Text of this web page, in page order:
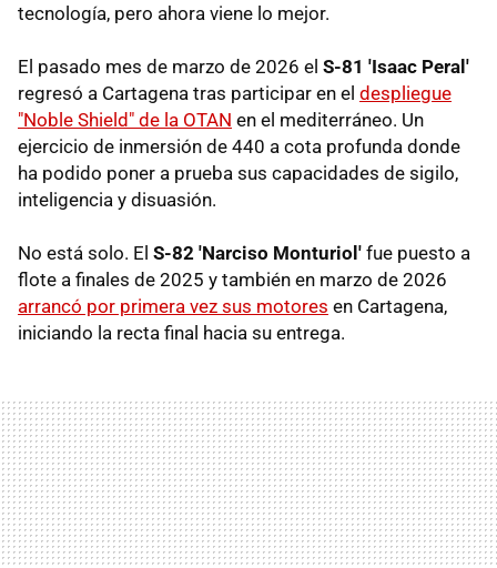
tecnología, pero ahora viene lo mejor.
El pasado mes de marzo de 2026 el S-81 'Isaac Peral'
regresó a Cartagena tras participar en el despliegue
"Noble Shield" de la OTAN en el mediterráneo. Un
ejercicio de inmersión de 440 a cota profunda donde
ha podido poner a prueba sus capacidades de sigilo,
inteligencia y disuasión.
No está solo. El S-82 'Narciso Monturiol' fue puesto a
flote a finales de 2025 y también en marzo de 2026
arrancó por primera vez sus motores en Cartagena,
iniciando la recta final hacia su entrega.